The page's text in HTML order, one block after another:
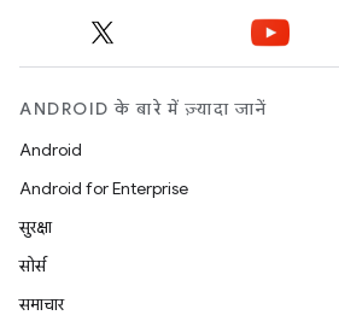
ANDROID के बारे में ज़्यादा जानें
Android
Android for Enterprise
सुरक्षा
सोर्स
समाचार